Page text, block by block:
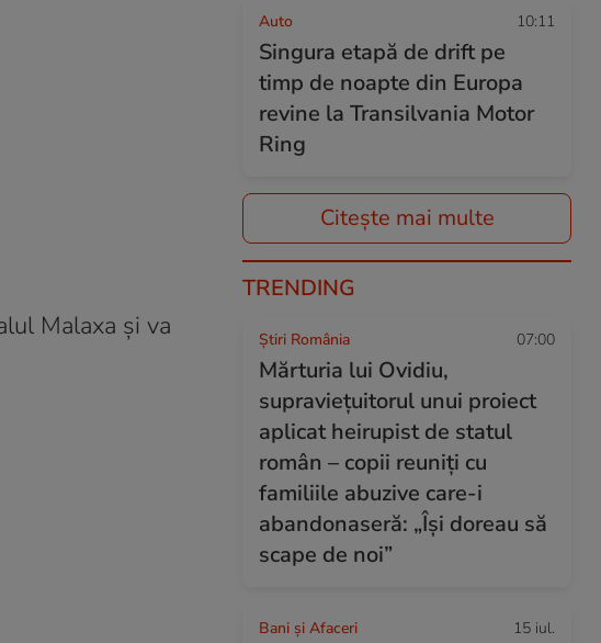
Malaxa și va
Auto 10:11
Singura etapă de drift pe
timp de noapte din Europa
revine la Transilvania Motor
Ring
Citește mai multe
TRENDING
Știri România 07:00
Mărturia lui Ovidiu,
supraviețuitorul unui proiect
aplicat heirupist de statul
român – copii reuniți cu
familiile abuzive care-i
abandonaseră: „Își doreau să
scape de noi”
Bani și Afaceri 15 iul.